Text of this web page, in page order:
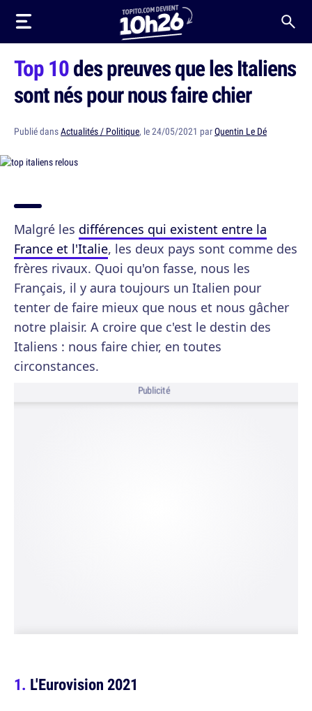
Top 10des preuves que les Italiens
sont nés pour nous faire chier
Publié dansActualités / Politique, le 24/05/2021 parQuentin Le Dé
Malgré les différences qui existent entre la
France et l'Italie, les deux pays sont comme des
frères rivaux. Quoi qu'on fasse, nous les
Français, il y aura toujours un Italien pour
tenter de faire mieux que nous et nous gâcher
notre plaisir. A croire que c'est le destin des
Italiens : nous faire chier, en toutes
circonstances.
Publicité
L'Eurovision 2021